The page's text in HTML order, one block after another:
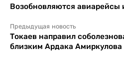
Возобновляются авиарейсы
Предыдущая новость
Токаев направил
близким Ардака Амиркулова